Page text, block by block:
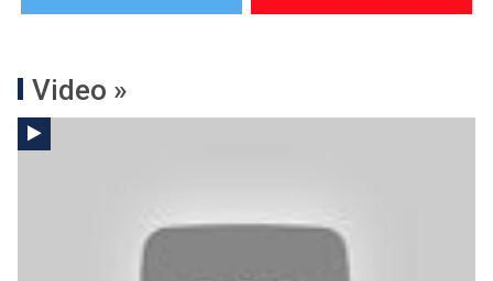
Video »